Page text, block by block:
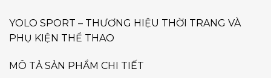
YOLO SPORT – THƯƠNG HIỆU THỜI TRANG VÀ
PHỤ KIỆN THỂ THAO
MÔ TẢ SẢN PHẨM CHI TIẾT